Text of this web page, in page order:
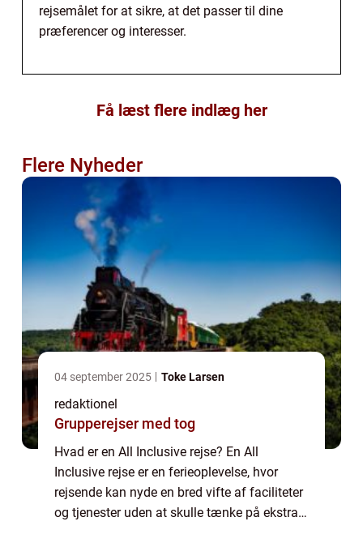
rejsemålet for at sikre, at det passer til dine
præferencer og interesser.
Få læst flere indlæg her
Flere Nyheder
04 september 2025 Toke Larsen
redaktionel
Grupperejser med tog
Hvad er en All Inclusive rejse? En All
Inclusive rejse er en ferieoplevelse, hvor
rejsende kan nyde en bred vifte af faciliteter
og tjenester uden at skulle tænke på ekstra